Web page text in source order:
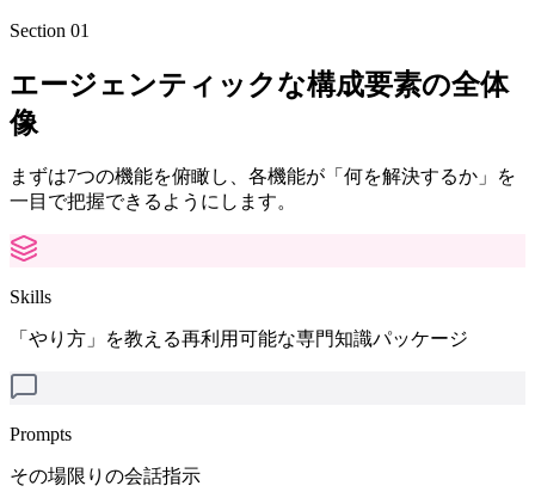
Section 01
エージェンティックな構成要素の全体
像
まずは7つの機能を俯瞰し、各機能が「何を解決するか」を
一目で把握できるようにします。
Skills
「やり方」を教える再利用可能な専門知識パッケージ
Prompts
その場限りの会話指示